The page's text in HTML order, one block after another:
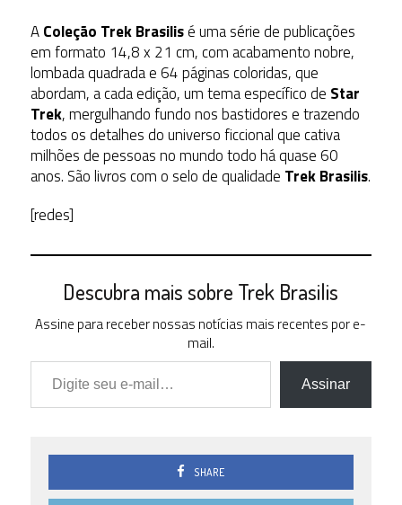
AColeção Trek Brasilisé uma série de publicações
em formato 14,8 x 21 cm, com acabamento nobre,
lombada quadrada e 64 páginas coloridas, que
abordam, a cada edição, um tema específico de Star
Trek, mergulhando fundo nos bastidores e trazendo
todos os detalhes do universo ficcional que cativa
milhões de pessoas no mundo todo há quase 60
anos. São livros com o selo de qualidade Trek Brasilis.
[redes]
Descubra mais sobre Trek Brasilis
Assine para receber nossas notícias mais recentes por e-
mail.
Digite seu e-mail…
Assinar
SHARE